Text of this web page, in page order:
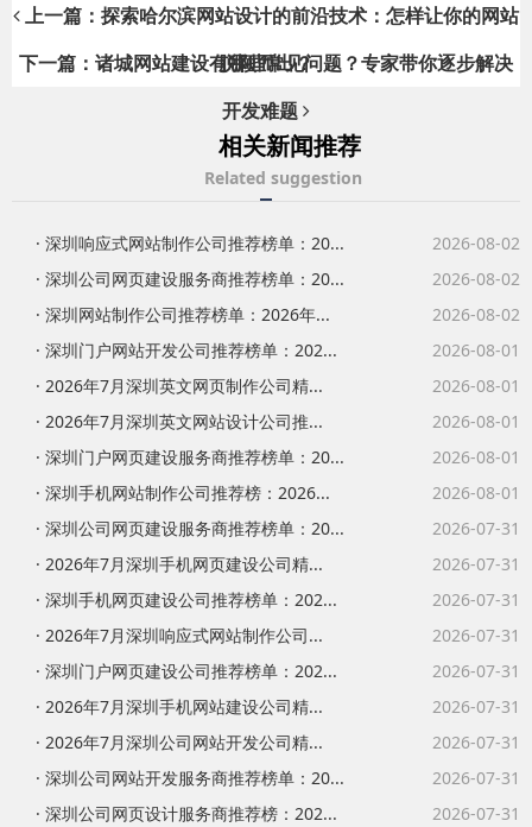
上一篇：探索哈尔滨网站设计的前沿技术：怎样让你的网站
脱颖而出？
下一篇：诸城网站建设有哪些常见问题？专家带你逐步解决
开发难题
相关新闻推荐
Related suggestion
· 深圳响应式网站制作公司推荐榜单：20...
2026-08-02
· 深圳公司网页建设服务商推荐榜单：20...
2026-08-02
· 深圳网站制作公司推荐榜单：2026年...
2026-08-02
· 深圳门户网站开发公司推荐榜单：202...
2026-08-01
· 2026年7月深圳英文网页制作公司精...
2026-08-01
· 2026年7月深圳英文网站设计公司推...
2026-08-01
· 深圳门户网页建设服务商推荐榜单：20...
2026-08-01
· 深圳手机网站制作公司推荐榜：2026...
2026-08-01
· 深圳公司网页建设服务商推荐榜单：20...
2026-07-31
· 2026年7月深圳手机网页建设公司精...
2026-07-31
· 深圳手机网页建设公司推荐榜单：202...
2026-07-31
· 2026年7月深圳响应式网站制作公司...
2026-07-31
· 深圳门户网页建设公司推荐榜单：202...
2026-07-31
· 2026年7月深圳手机网站建设公司精...
2026-07-31
· 2026年7月深圳公司网站开发公司精...
2026-07-31
· 深圳公司网站开发服务商推荐榜单：20...
2026-07-31
· 深圳公司网页设计服务商推荐榜：202...
2026-07-31